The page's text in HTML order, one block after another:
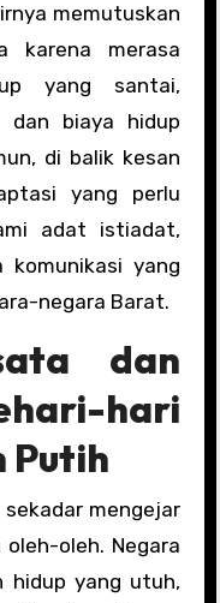
memutuskan
karena merasa
yang santai,
dan biaya hidup
di balik kesan
yang perlu
adat istiadat,
komunikasi yang
negara Barat.
dan
hari
Putih
mengejar
oleh. Negara
hidup yang utuh,